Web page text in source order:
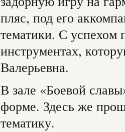
пляс, под его
тематики. С успехом
инструментах,
Валерьевна.
В зале «Боевой
форме. Здесь же
тематику.